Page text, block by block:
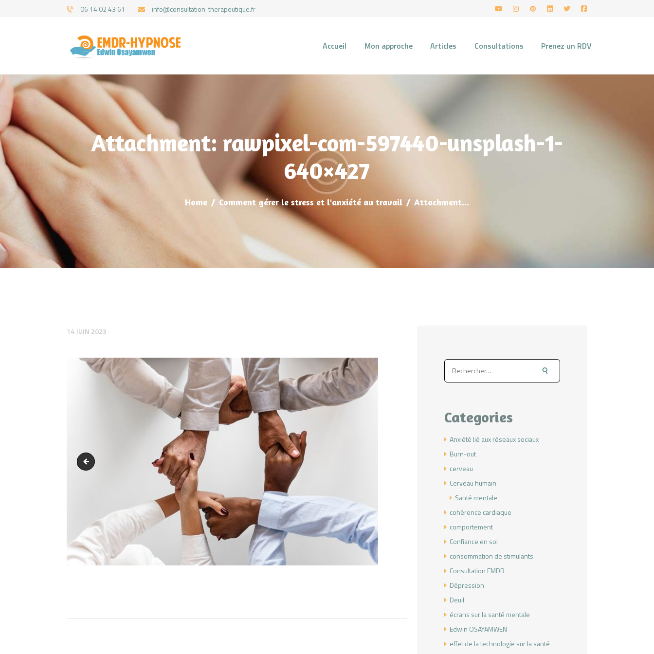
06 14 02 43 61 info@consultation-therapeutique.fr
Accueil Mon approche Articles Consultations Prenez un RDV
Attachment: rawpixel-com-597440-unsplash-1-
640×427
Home Comment gérer le stress et l'anxiété au travail Attachment...
MON APPROCHE
ARTICLES
CONSULTATIONS
PRENEZ UN RDV
14 JUIN 2023
img-blog-32-640x427
Rechercher :
Categories
Anxiété lié aux réseaux sociaux
Burn-out
cerveau
Cerveau humain
Santé mentale
cohérence cardiaque
comportement
Confiance en soi
consommation de stimulants
Consultation EMDR
Dépression
Deuil
écrans sur la santé mentale
Edwin OSAYAMWEN
effet de la technologie sur la santé